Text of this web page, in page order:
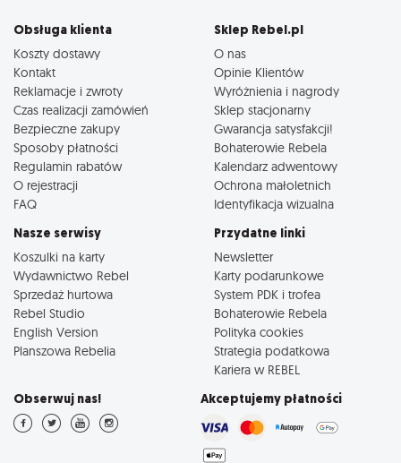
Obsługa klienta
Koszty dostawy
Kontakt
Reklamacje i zwroty
Czas realizacji zamówień
Bezpieczne zakupy
Sposoby płatności
Regulamin rabatów
O rejestracji
FAQ
Sklep Rebel.pl
O nas
Opinie Klientów
Wyróżnienia i nagrody
Sklep stacjonarny
Gwarancja satysfakcji!
Bohaterowie Rebela
Kalendarz adwentowy
Ochrona małoletnich
Identyfikacja wizualna
Nasze serwisy
Koszulki na karty
Wydawnictwo Rebel
Sprzedaż hurtowa
Rebel Studio
English Version
Planszowa Rebelia
Przydatne linki
Newsletter
Karty podarunkowe
System PDK i trofea
Bohaterowie Rebela
Polityka cookies
Strategia podatkowa
Kariera w REBEL
Obserwuj nas! Akceptujemy płatności